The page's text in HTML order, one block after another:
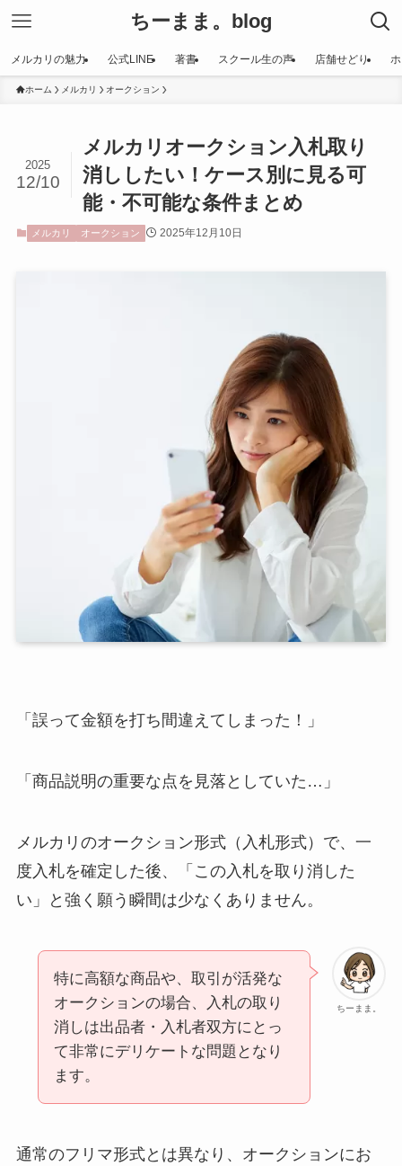
ちーまま。blog
メルカリの魅力 公式LINE 著書 スクール生の声 店舗せどり
ホーム メルカリ オークション
メルカリオークション入札取り
消ししたい！ケース別に見る可
能・不可能な条件まとめ
2025
12/10
メルカリ オークション 2025年12月10日
「誤って金額を打ち間違えてしまった！」
「商品説明の重要な点を見落としていた…」
メルカリのオークション形式（入札形式）で、一
度入札を確定した後、「この入札を取り消した
い」と強く願う瞬間は少なくありません。
ちーまま。
特に高額な商品や、取引が活発な
オークションの場合、入札の取り
消しは出品者・入札者双方にとっ
て非常にデリケートな問題となり
ます。
通常のフリマ形式とは異なり、オークションにお